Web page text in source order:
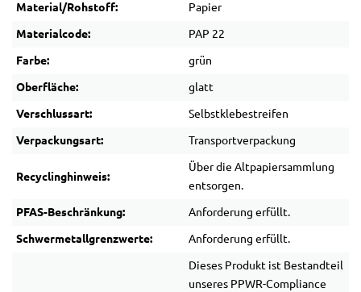
Material/Rohstoff: Papier
Materialcode: PAP 22
Farbe: grün
Oberfläche: glatt
Verschlussart: Selbstklebestreifen
Verpackungsart: Transportverpackung
Recyclinghinweis:
Über die Altpapiersammlung
entsorgen.
PFAS-Beschränkung: Anforderung erfüllt.
Schwermetallgrenzwerte: Anforderung erfüllt.
Dieses Produkt ist Bestandteil
unseres PPWR-Compliance